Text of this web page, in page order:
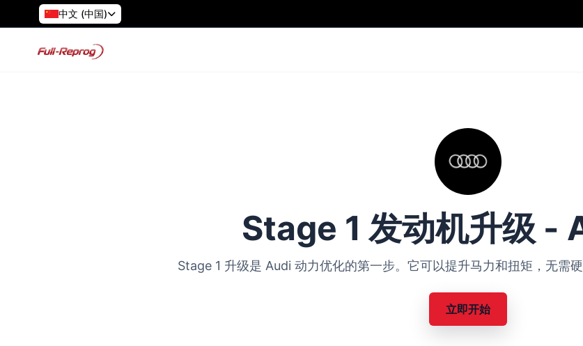
中文 (中国)
Stage 1 发动机升级 -
Stage 1 升级是 Audi 动力优化的第一步。它可以提升马力和扭矩，无需
立即开始